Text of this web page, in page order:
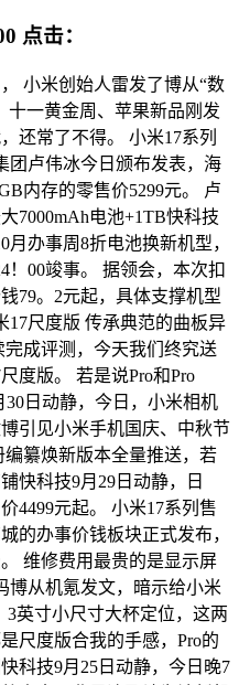
点击：
小米创始人雷发了博从“数
十一黄金周、苹果新品刚发
还常了不得。 小米17系列
团卢伟冰今日颁布发表，海
内存的零售价5299元。 卢
7000mAh电池+1TB快科技
办事周8折电池换新机型，
！00竣事。 据领会，本次扣
79。2元起，具体支撑机型
17尺度版 传承典范的曲板异
成评测，今天我们终究送
度版。 若是说Pro和Pro
日动静，今日，小米相机
引见小米手机国庆、中秋节
纂焕新版本全量推送，若
快科技9月29日动静，日
4499元起。 小米17系列售
的办事价钱板块正式发布，
维修费用最贵的是显示屏
博从机氪发文，暗示给小米
3英寸小尺寸大杯定位，这两
尺度版合我的手感，Pro的
科技9月25日动静，今日晚7